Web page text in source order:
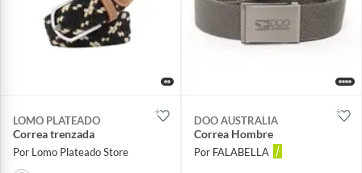
LOMO PLATEADO
Correa trenzada
Por Lomo Plateado Store
DOO AUSTRALIA
Correa Hombre
Por FALABELLA